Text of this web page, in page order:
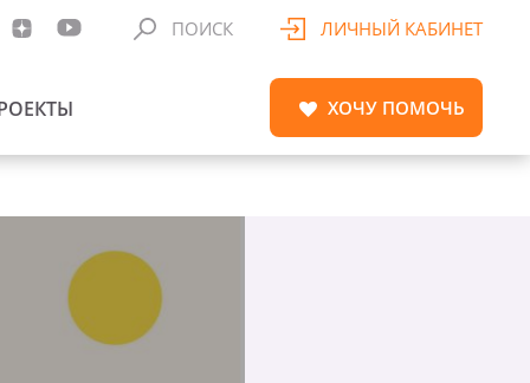
ПОИСК ЛИЧНЫЙ КАБИНЕТ
ХОЧУ ПОМОЧЬ